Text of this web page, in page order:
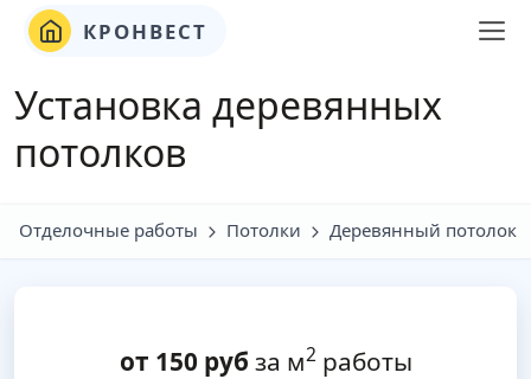
КРОНВЕСТ
Установка деревянных
потолков
Отделочные работы Потолки Деревянный потолок
от 150руб за м2работы